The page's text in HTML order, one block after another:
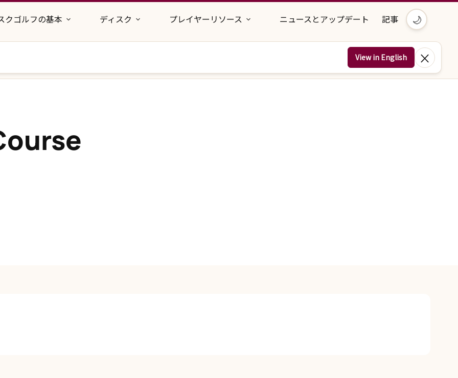
クゴルフの基本 ディスク プレイヤーリソース ニュースとアップデート 記事 🌙
View in English ×